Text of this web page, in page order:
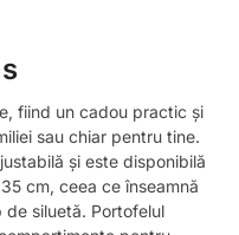
fiind un cadou practic și
sau chiar pentru tine.
și este disponibilă
cm, ceea ce înseamnă
siluetă. Portofelul